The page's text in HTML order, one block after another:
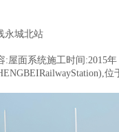
永城北站
:屋面系统施工时间:2015年